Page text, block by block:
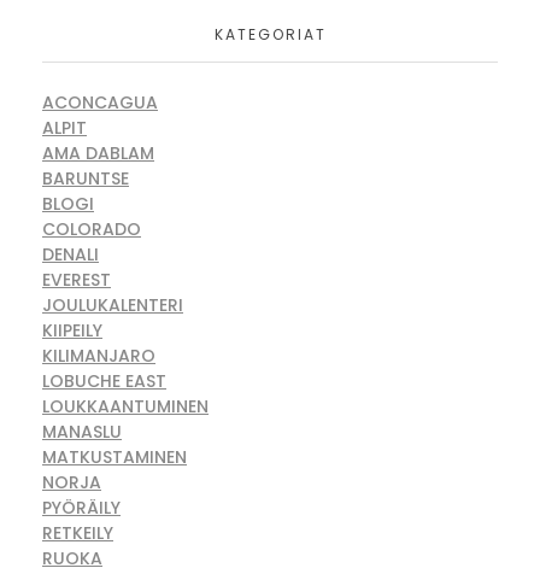
KATEGORIAT
ACONCAGUA
ALPIT
AMA DABLAM
BARUNTSE
BLOGI
COLORADO
DENALI
EVEREST
JOULUKALENTERI
KIIPEILY
KILIMANJARO
LOBUCHE EAST
LOUKKAANTUMINEN
MANASLU
MATKUSTAMINEN
NORJA
PYÖRÄILY
RETKEILY
RUOKA